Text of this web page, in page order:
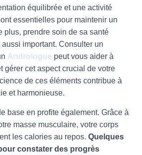
équilibrée et une activité
essentielles pour maintenir un
plus, prendre soin de sa santé
important. Consulter un
Andrologue peut vous aider à
gérer cet aspect crucial de votre
de ces éléments contribue à
et harmonieuse.
base en profite également. Grâce à
masse musculaire, votre corps
les calories au repos. Quelques
constater des progrès